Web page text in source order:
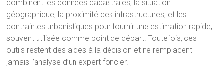
combinent les données cadastrales, la situation
géographique, la proximité des infrastructures, et les
contraintes urbanistiques pour fournir une estimation rapide,
souvent utilisée comme point de départ. Toutefois, ces
outils restent des aides à la décision et ne remplacent
jamais l’analyse d’un expert foncier.